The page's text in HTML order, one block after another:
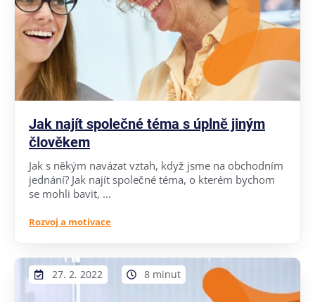
Jak najít společné téma s úplně jiným
člověkem
Jak s někým navázat vztah, když jsme na obchodním
jednání? Jak najít společné téma, o kterém bychom
se mohli bavit, ...
Rozvoj a motivace
27. 2. 2022 8 minut